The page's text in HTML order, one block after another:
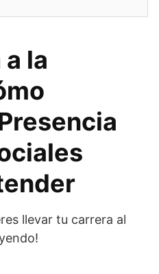
a la
llevar tu carrera al